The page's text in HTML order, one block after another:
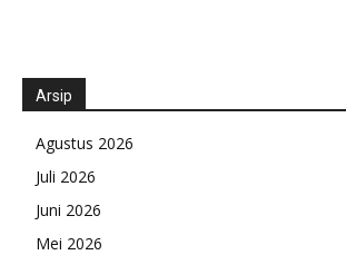
Arsip
Agustus 2026
Juli 2026
Juni 2026
Mei 2026